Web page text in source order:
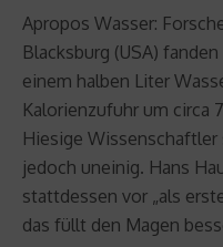
Apropos Wasser:
Blacksburg (USA)
einem halben Liter
Kalorienzufuhr um circa
Hiesige
jedoch uneinig. Hans
stattdessen vor „als
das füllt den Magen